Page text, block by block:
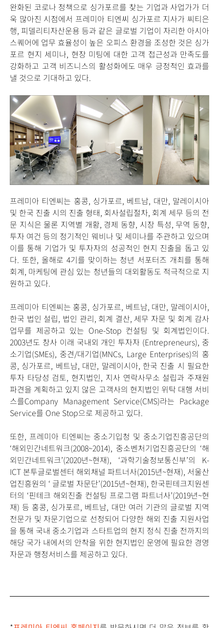
완화된 코로나 정책으로 싱가포르를 찾는 기업과 사업가가 더
욱 많아진 시점에서 프레미아 티엔씨 싱가포르 지사가 씨티은
행, 피델리티자산운용 등과 같은 글로벌 기업이 자리한 아시아
스퀘어에 업무 효율성이 높은 오피스 환경을 조성한 것은 싱가
포르 현지 세미나, 현장 미팅에 대한 고객 접근성과 만족도를
강화하고 고객 비즈니스의 활성화에도 매우 긍정적인 효과를
낼 것으로 기대하고 있다.
프레미아 티엔씨는 홍콩, 싱가포르, 베트남, 대만, 말레이시아
및 한국 진출 시의 진출 형태, 회사설립절차, 회계 세무 등의 전
문 지식은 물론 지역별 개황, 경제 동향, 시장 특성, 무역 동향,
투자 여건 등의 정기적인 웨비나 및 세미나를 주관하고 있으며
이를 통해 기업가 및 투자자의 성공적인 현지 진출을 돕고 있
다. 또한, 올해로 4기를 맞이하는 청년 서포터즈 개최를 통해
회계, 마케팅에 관심 있는 청년들의 대외활동도 적극적으로 지
원하고 있다.
프레미아 티엔씨는 홍콩, 싱가포르, 베트남, 대만, 말레이시아,
한국 법인 설립, 법인 관리, 회계 결산, 세무 자문 및 회계 감사
업무를 제공하고 있는 One-Stop 컨설팅 및 회계법인이다.
2003년도 창사 이래 국내외 개인 투자자 (Entrepreneurs), 중
소기업(SMEs), 중견/대기업(MNCs, Large Enterprises)의 홍
콩, 싱가포르, 베트남, 대만, 말레이시아, 한국 진출 시 필요한
투자 타당성 검토, 현지법인, 지사 연락사무소 설립과 주재원
파견을 계획하고 있지 않은 고객사의 현지법인 위탁 대행 서비
스를Company Management Service(CMS)라는 Package
Service를 One Stop으로 제공하고 있다.
또한, 프레미아 티엔씨는 중소기입청 및 중소기업진흥공단의
‘해외민간네트워크(2008~2014), 중소벤처기업진흥공단의 ‘해
외민간네트워크’(2020년~현재), ‘과학기술정보통신부’의 K-
ICT 본투글로벌센터 해외채널 파트너사(2015년~현재), 서울산
업진흥원의 ‘ 글로벌 자문단’(2015년~현재), 한국핀테크지원센
터의 ‘핀테크 해외진출 컨설팅 프로그램 파트너사’(2019년~현
재) 등 홍콩, 싱가포르, 베트남, 대만 여러 기관의 글로벌 지역
전문가 및 자문기업으로 선정되어 다양한 해외 진출 지원사업
을 통해 국내 중소기업과 스타트업의 현지 정식 진출 전까지의
해당 국가 내에서의 안착을 위한 현지법인 운영에 필요한 경영
자문과 행정서비스를 제공하고 있다.